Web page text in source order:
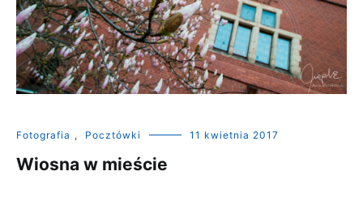
Fotografia , Pocztówki 11 kwietnia 2017
Wiosna w mieście